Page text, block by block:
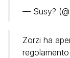
— Susy?
Zorzi ha